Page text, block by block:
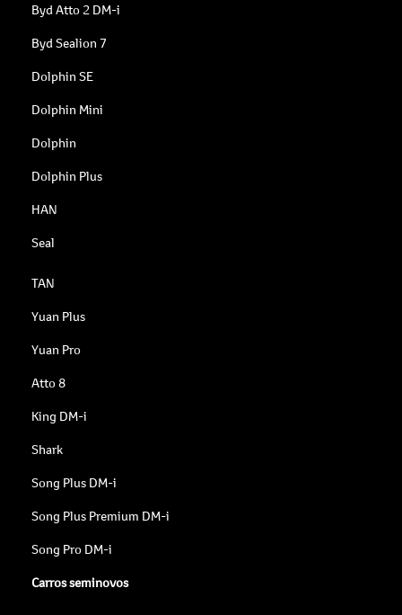
Byd Atto 2 DM-i
Byd Sealion 7
Dolphin SE
Dolphin Mini
Dolphin
Dolphin Plus
HAN
Seal
TAN
Yuan Plus
Yuan Pro
Atto 8
King DM-i
Shark
Song Plus DM-i
Song Plus Premium DM-i
Song Pro DM-i
Carros seminovos